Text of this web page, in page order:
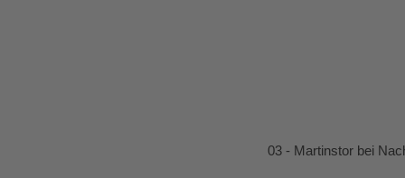
03 - Martinstor bei